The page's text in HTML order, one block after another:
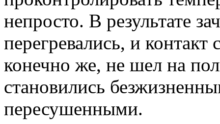
непросто. В результате
перегревались, и
конечно же, не шел на
становились
пересушенными.